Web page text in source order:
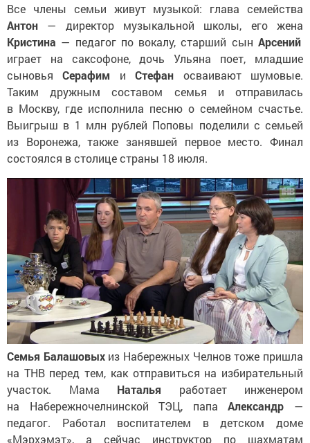
Все члены семьи живут музыкой: глава семейства
Антон — директор музыкальной школы, его жена
Кристина — педагог по вокалу, старший сын Арсений
играет на саксофоне, дочь Ульяна поет, младшие
сыновьяСерафим иСтефан осваивают шумовые.
Таким дружным составом семья и отправилась
в Москву, где исполнила песню о семейном счастье.
Выигрыш в 1 млн рублей Поповы поделили с семьей
из Воронежа, также занявшей первое место. Финал
состоялся в столице страны 18 июля.
Семья Балашовых из Набережных Челнов тоже пришла
на ТНВ перед тем, как отправиться на избирательный
участок. Мама Наталья работает инженером
на Набережночелнинской ТЭЦ, папаАлександр —
педагог. Работал воспитателем в детском доме
«Мэрхэмэт», а сейчас инструктор по шахматам